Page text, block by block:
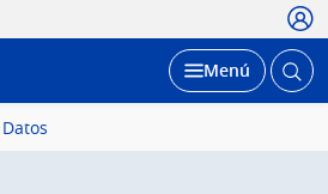
Desplegar
Menú Abrir